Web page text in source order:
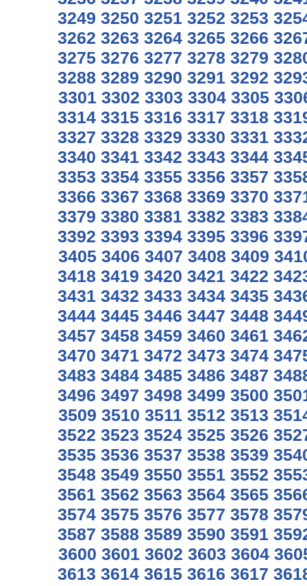
3249 3250 3251 3252 3253
3262 3263 3264 3265 3266
3275 3276 3277 3278 3279
3288 3289 3290 3291 3292
3301 3302 3303 3304 3305
3314 3315 3316 3317 3318
3327 3328 3329 3330 3331
3340 3341 3342 3343 3344
3353 3354 3355 3356 3357
3366 3367 3368 3369 3370
3379 3380 3381 3382 3383
3392 3393 3394 3395 3396
3405 3406 3407 3408 3409
3418 3419 3420 3421 3422
3431 3432 3433 3434 3435
3444 3445 3446 3447 3448
3457 3458 3459 3460 3461
3470 3471 3472 3473 3474
3483 3484 3485 3486 3487
3496 3497 3498 3499 3500
3509 3510 3511 3512 3513
3522 3523 3524 3525 3526
3535 3536 3537 3538 3539
3548 3549 3550 3551 3552
3561 3562 3563 3564 3565
3574 3575 3576 3577 3578
3587 3588 3589 3590 3591
3600 3601 3602 3603 3604
3613 3614 3615 3616 3617